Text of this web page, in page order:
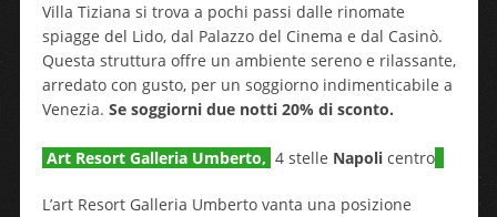
Villa Tiziana si trova a pochi passi dalle rinomate
spiagge del Lido, dal Palazzo del Cinema e dal Casinò.
Questa struttura offre un ambiente sereno e rilassante,
arredato con gusto, per un soggiorno indimenticabile a
Venezia. Se soggiorni due notti 20% di sconto.
Art Resort Galleria Umberto, 4 stelle Napolicentro
L’art Resort Galleria Umberto vanta una posizione